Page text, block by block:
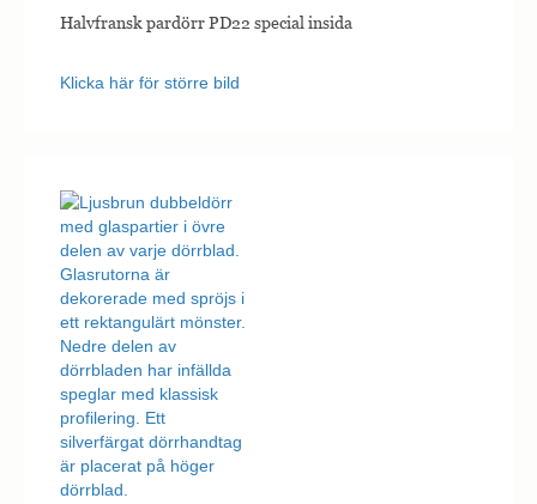
Halvfransk pardörr PD22 special insida
Klicka här för större bild
cookies är
webbplatsen
fungerar inte
på det avsedda
sättet utan
dem. Dessa
cookies lagrar
identifierbara
uppgifter.
Statistik
Statistik-cookies
används för att
förstå hur besökare